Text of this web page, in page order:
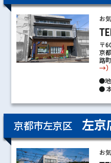
お
〒
京
路
→）
●
●
京都市左京区 左京
お